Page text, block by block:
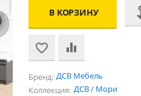
В КОРЗИНУ
Бренд: ДСВ Мебель
Коллекция: ДСВ / Мори